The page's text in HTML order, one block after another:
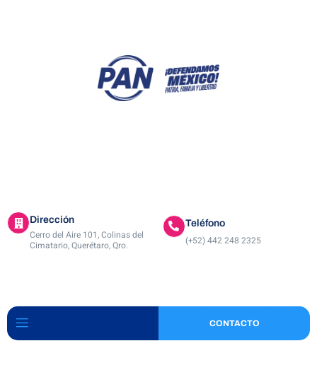
Dirección
Cerro del Aire 101, Colinas del
Cimatario, Querétaro, Qro.
Teléfono
(+52) 442 248 2325
CONTACTO